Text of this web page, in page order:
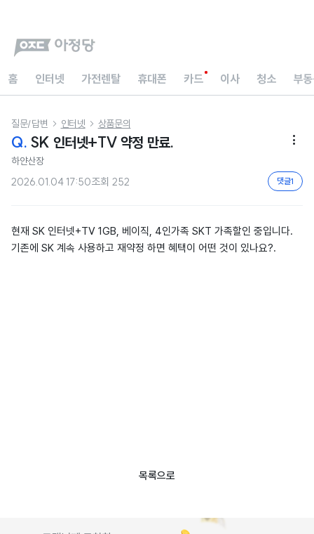
홈 인터넷 가전렌탈 휴대폰 카드 이사 청소 부
질문/답변  인터넷  상품문의
Q. SK 인터넷+TV 약정 만료. 
하얀산장
2026.01.04 17:50조회 252 댓글1
현재 SK 인터넷+TV 1GB, 베이직, 4인가족 SKT 가족할인 중입니다.
기존에 SK 계속 사용하고 재약정 하면 혜택이 어떤 것이 있나요?.
목록으로